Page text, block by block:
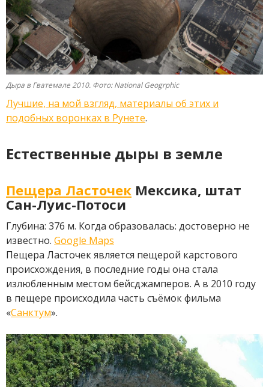
Дыра в Гватемале 2010. Фото: National Geogrphic
Лучшие, на мой взгляд, материалы об этих и
подобных воронках в Рунете.
Естественные дыры в земле
Пещера Ласточек Мексика, штат
Сан-Луис-Потоси
Глубина: 376 м. Когда образовалась: достоверно не
известно. Google Maps
Пещера Ласточек является пещерой карстового
происхождения, в последние годы она стала
излюбленным местом бейсджамперов. А в 2010 году
в пещере происходила часть съёмок фильма
«Санктум».